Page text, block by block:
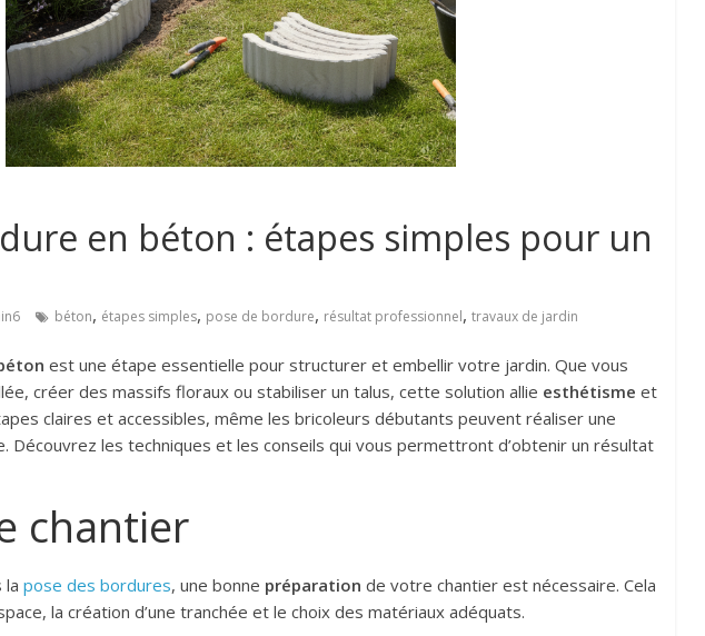
en béton : étapes simples pour un
béton, étapes simples, pose de bordure, résultat professionnel, travaux de jardin
est une étape essentielle pour structurer et embellir votre jardin. Que vous
créer des massifs floraux ou stabiliser un talus, cette solution allie esthétisme et
claires et accessibles, même les bricoleurs débutants peuvent réaliser une
Découvrez les techniques et les conseils qui vous permettront d’obtenir un résultat
chantier
la pose des bordures, une bonne préparation de votre chantier est nécessaire. Cela
la création d’une tranchée et le choix des matériaux adéquats.